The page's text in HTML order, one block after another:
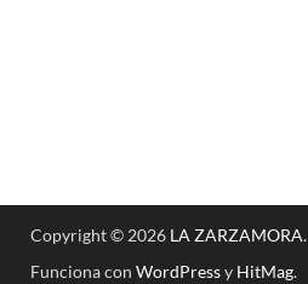
Copyright © 2026 LA ZARZAMORA.
Funciona con WordPressy HitMag.